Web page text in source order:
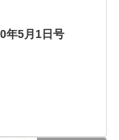
年5月1日号